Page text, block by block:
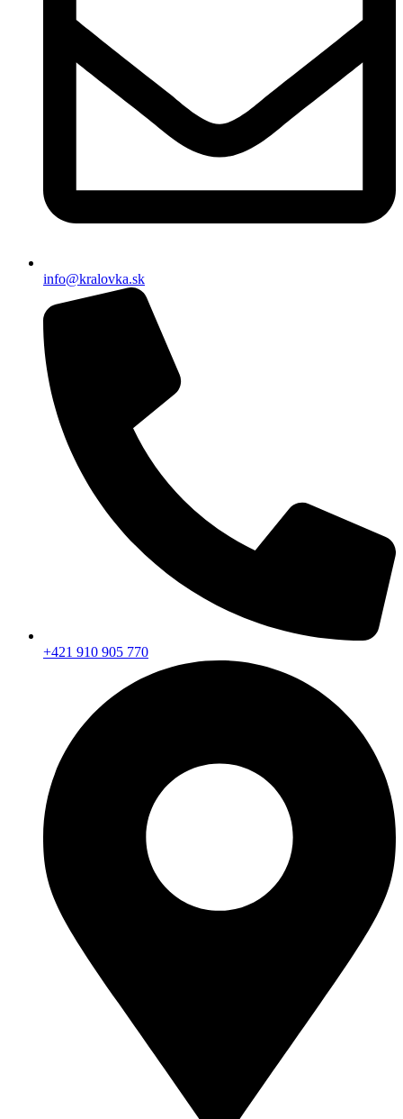
info@kralovka.sk
+421 910 905 770